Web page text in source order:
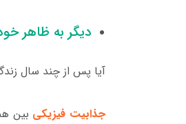
دیگر به ظاهر
آیا پس از چند سال
جذابیت فیزیکی بین